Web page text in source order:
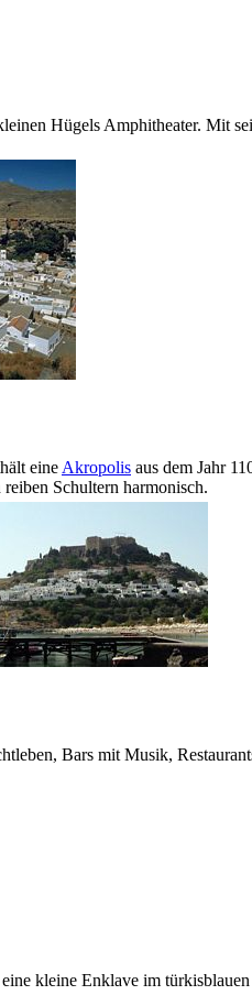
Hügels Amphitheater. Mit
eine Akropolis aus dem Jahr
Schultern harmonisch.
Bars mit Musik,
kleine Enklave im